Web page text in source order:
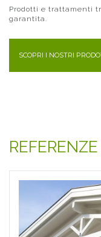
Prodotti e trattamenti
garantita.
SCOPRI I NOSTRI